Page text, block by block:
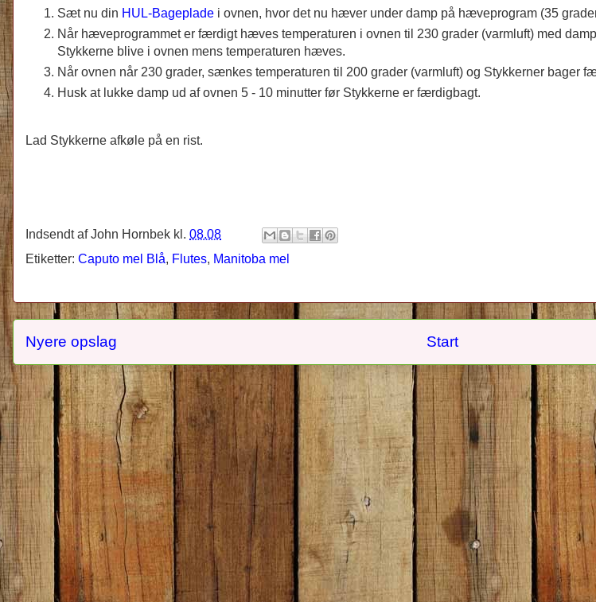
Sæt nu din HUL-Bageplade i ovnen, hvor det nu hæver under damp på hæveprogram (35
Når hæveprogrammet er færdigt hæves temperaturen i ovnen til 230 grader (varmluft) med
Stykkerne blive i ovnen mens temperaturen hæves.
Når ovnen når 230 grader, sænkes temperaturen til 200 grader (varmluft) og Stykkerner bager
Husk at lukke damp ud af ovnen 5 - 10 minutter før Stykkerne er færdigbagt.
Lad Stykkerne afkøle på en rist.
Indsendt afJohn Hornbek kl. 08.08
Etiketter: Caputo mel Blå, Flutes, Manitoba mel
Nyere opslag Start